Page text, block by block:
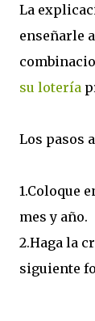
La
enseñarle
su lotería
Los pasos
1.Coloque
mes y año.
2.Haga la
siguiente